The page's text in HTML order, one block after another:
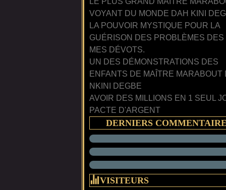
VOYANT DU MONDE DAH KINI
LA POUVOIR MYSTIQUE POUR LA
GUÉRISON DES PROBLÈMES DES
MES DÉVOTS.
UN DES DÉMONSTRATIONS DES
ENFANTS DE MAÎTRE MARABOUT
NKINI DEGBE
AVOIR DES MILLIONS EN 1 SEUL
PACTE D'ARGENT
DERNIERS
VISITEURS